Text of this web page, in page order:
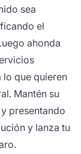
sea
el
ahonda
lo que quieren
Mantén su
presentando
y lanza tu